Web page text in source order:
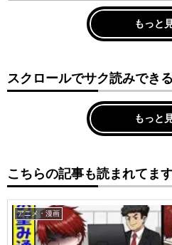
もっと
スクロールでサク読みでき
もっと
こちらの記事も読まれてます
アニメ・漫画